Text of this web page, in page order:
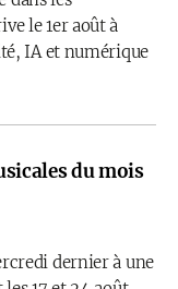
le 1er août à
IA et numérique
du mois
dernier à une